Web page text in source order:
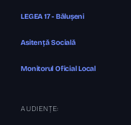
LEGEA 17 - Bălușeni
Asitență Socială
Monitorul Oficial Local
AUDIENȚE: